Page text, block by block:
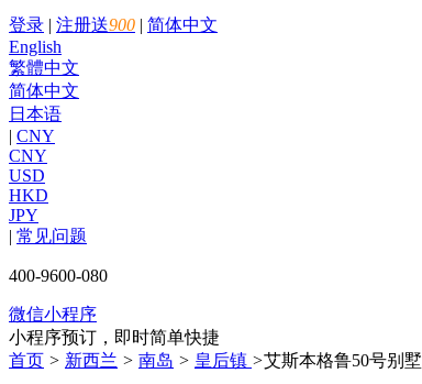
登录 | 注册送900 | 简体中文
English
繁體中文
简体中文
日本语
| CNY
CNY
USD
HKD
JPY
| 常见问题
400-9600-080
微信小程序
小程序预订，即时简单快捷
首页 > 新西兰 > 南岛 > 皇后镇 >艾斯本格鲁50号别墅